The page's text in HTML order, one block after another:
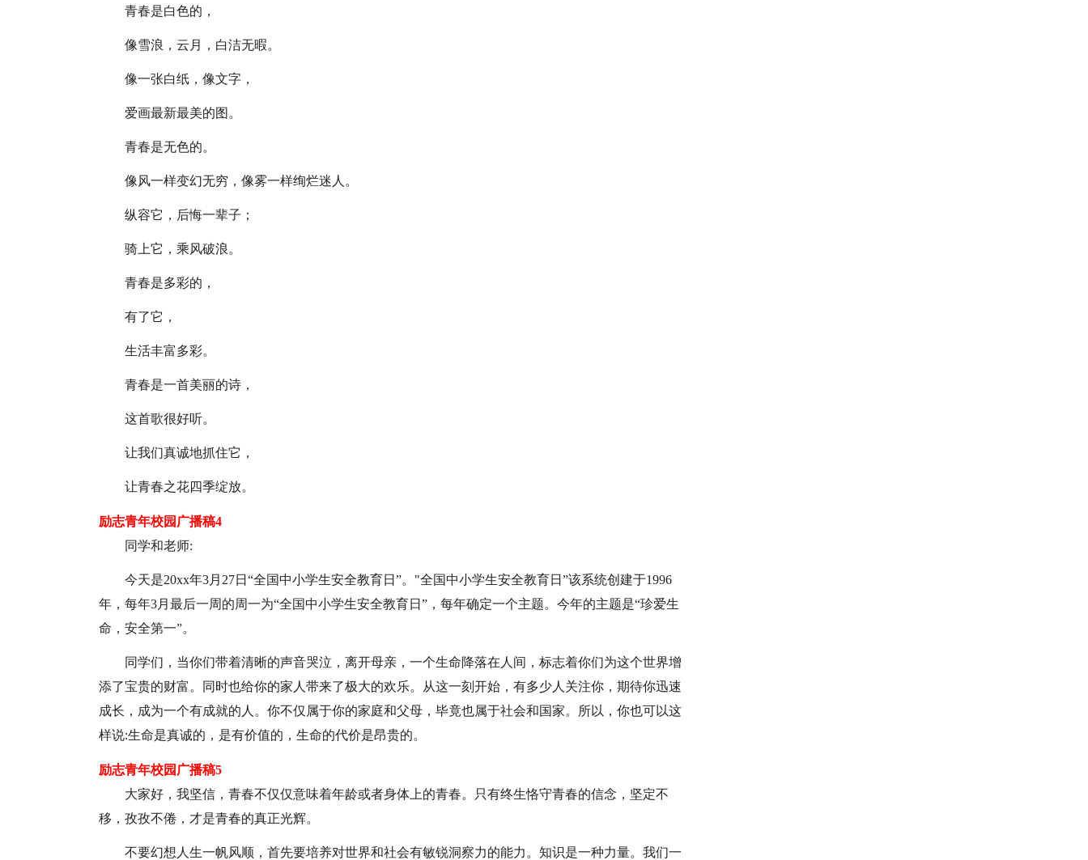
青春是白色的，
像雪浪，云月，白洁无暇。
像一张白纸，像文字，
爱画最新最美的图。
青春是无色的。
像风一样变幻无穷，像雾一样绚烂迷人。
纵容它，后悔一辈子；
骑上它，乘风破浪。
青春是多彩的，
有了它，
生活丰富多彩。
青春是一首美丽的诗，
这首歌很好听。
让我们真诚地抓住它，
让青春之花四季绽放。
励志青年校园广播稿4
同学和老师:
今天是20xx年3月27日“全国中小学生安全教育日”。"全国中小学生安全教育日”该系统创建于1996
年，每年3月最后一周的周一为“全国中小学生安全教育日”，每年确定一个主题。今年的主题是“珍爱生
命，安全第一”。
同学们，当你们带着清晰的声音哭泣，离开母亲，一个生命降落在人间，标志着你们为这个世界增
添了宝贵的财富。同时也给你的家人带来了极大的欢乐。从这一刻开始，有多少人关注你，期待你迅速
成长，成为一个有成就的人。你不仅属于你的家庭和父母，毕竟也属于社会和国家。所以，你也可以这
样说:生命是真诚的，是有价值的，生命的代价是昂贵的。
励志青年校园广播稿5
大家好，我坚信，青春不仅仅意味着年龄或者身体上的青春。只有终生恪守青春的信念，坚定不
移，孜孜不倦，才是青春的真正光辉。
不要幻想人生一帆风顺，首先要培养对世界和社会有敏锐洞察力的能力。知识是一种力量。我们一